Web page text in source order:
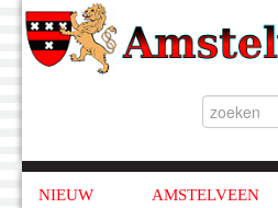
NIEUW AMSTELVEEN